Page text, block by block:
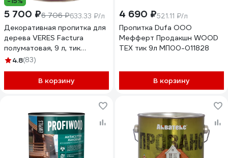
5 700 ₽6 706 ₽633.33 ₽/л
Декоративная пропитка для
дерева VERES Factura
полуматовая, 9 л, тик
262227
4.8(83)
В корзину
4 690 ₽521.11 ₽/л
Пропитка Dufa ООО
Мефферт Продакшн WOOD
TEX тик 9л МП00-011828
В корзину